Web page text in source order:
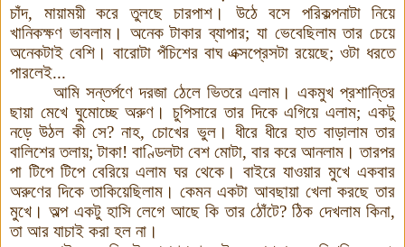
চাঁদ, মায়াময়ী করে তুলছে চারপাশ ।
উঠে বসে পরিকল্পনাটা নিয়ে
খানিকক্ষণ ভাবলাম। অনেক টাকার ব্যাপার; যা ভেবেছিলাম তার চেয়ে
অনেকটাই বেশি। বারোটা পঁচিশের বাঘ এক্সপ্রেসটা রয়েছে;ওটা ধরতে
পারলেই...
আমি সন্তর্পণে দরজা ঠেলে ভিতরে এলাম । একমুখ প্রশান্তির
ছায়া মেখে ঘুমোচ্ছে অরুণ । চুপিসারে তার দিকে এগিয়ে এলাম;একটু
নড়ে উঠল কী সে?নাহ,চোখের ভুল। ধীরে ধীরে হাত বাড়ালাম তার
বালিশের তলায়;টাকা! বাণ্ডিলটা বেশ মোটা, বার করে আনলাম । তারপর
পা টিপে টিপে বেরিয়ে এলাম ঘর থেকে । বাইরে যাওয়ার মুখে একবার
অরুণের দিকে তাকিয়েছিলাম। কেমন একটা আবছায়া খেলা করছে তার
মুখে । অল্প একটু হাসি লেগে আছে কি তার ঠোঁটে?ঠিক দেখলাম কিনা,
তা আর যাচাই করা হল না ।